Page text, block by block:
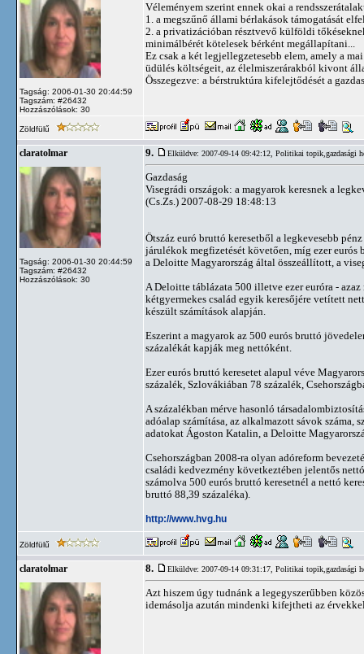
Tagság: 2006-01-30 20:44:59
Tagszám: #26432
Hozzászólások: 30
Véleményem szerint ennek okai a
1. a megszűnő állami bérlakások támogatását
2. a privatizációban résztvevő külföldi
minimálbérét kötelesek bérként megállapítani...
Ez csak a két legjellegzetesebb elem, amely a
üdülés költségeit, az élelmiszerárakból kivont
Összegezve: a bérstruktúra kifelejtődését a
Zöldfülű
claratolmar
Tagság: 2006-01-30 20:44:59
Tagszám: #26432
Hozzászólások: 30
9. Elküldve: 2007-09-14 09:42:12, Politikai topik,gazdasági
Gazdaság
Visegrádi országok: a magyarok keresnek a
(Cs.Zs.) 2007-08-29 18:48:13
Ötszáz euró bruttó keresetből a legkevesebb
járulékok megfizetését követően, míg ezer
a Deloitte Magyarország által összeállított, a
A Deloitte táblázata 500 illetve ezer euróra -
kétgyermekes család egyik keresőjére vetített
készült számítások alapján.
Eszerint a magyarok az 500 eurós bruttó
százalékát kapják meg nettóként.
Ezer eurós bruttó keresetet alapul véve
százalék, Szlovákiában 78 százalék,
A százalékban mérve hasonló
adóalap számítása, az alkalmazott sávok száma,
adatokat Ágoston Katalin, a Deloitte
Csehországban 2008-ra olyan adóreform
családi kedvezmény következtében jelentős
számolva 500 eurós bruttó keresetnél a nettó
bruttó 88,39 százaléka).
http://www.hvg.hu
Zöldfülű
claratolmar 8. Elküldve: 2007-09-14 09:31:17, Politikai topik,gazdasági
Azt hiszem úgy tudnánk a legegyszerűbben
idemásolja azután mindenki kifejtheti az